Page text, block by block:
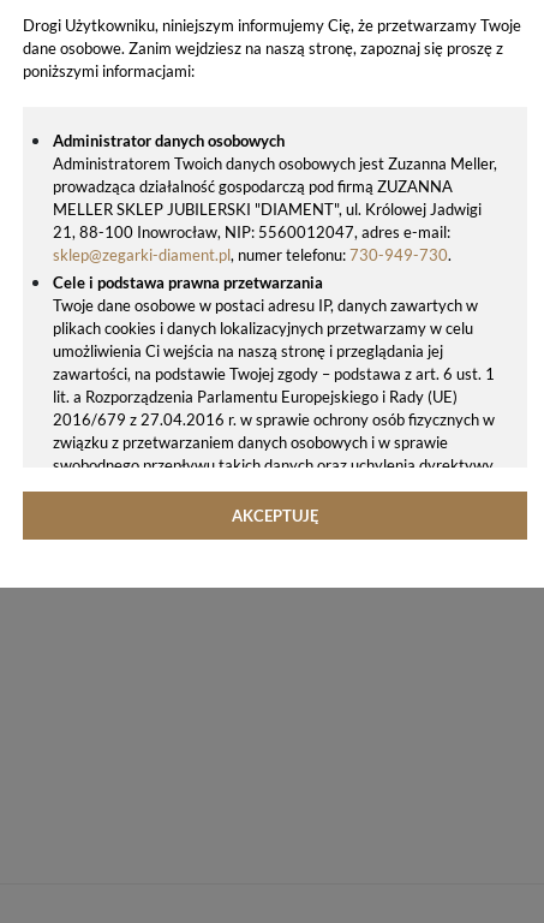
Drogi Użytkowniku, niniejszym informujemy Cię, że przetwarzamy Twoje
dane osobowe. Zanim wejdziesz na naszą stronę, zapoznaj się proszę z
poniższymi informacjami:
Administrator danych osobowych
Administratorem Twoich danych osobowych jest Zuzanna Meller,
prowadząca działalność gospodarczą pod firmą ZUZANNA
MELLER SKLEP JUBILERSKI "DIAMENT", ul. Królowej Jadwigi
21, 88-100 Inowrocław, NIP: 5560012047, adres e-mail:
sklep@zegarki-diament.pl, numer telefonu:730-949-730.
Cele i podstawa prawna przetwarzania
Twoje dane osobowe w postaci adresu IP, danych zawartych w
plikach cookies i danych lokalizacyjnych przetwarzamy w celu
umożliwienia Ci wejścia na naszą stronę i przeglądania jej
zawartości, na podstawie Twojej zgody – podstawa z art. 6 ust. 1
lit. a Rozporządzenia Parlamentu Europejskiego i Rady (UE)
2016/679 z 27.04.2016 r. w sprawie ochrony osób fizycznych w
związku z przetwarzaniem danych osobowych i w sprawie
swobodnego przepływu takich danych oraz uchylenia dyrektywy
95/46/WE (ogólne rozporządzenie o ochronie danych, tj. RODO).
Twoje dane osobowe możemy udostępniać hostingodawcy. Takie
zgodnie z naszymi poleceniami. Przekazujemy Twoje dane poza
AKCEPTUJĘ
OSTATNIO OGLĄDANE PRODUKTY